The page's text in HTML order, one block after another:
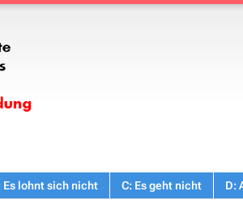
Es lohnt sich nicht C: Es geht nicht D: